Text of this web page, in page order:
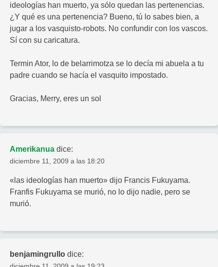
ideologías han muerto, ya sólo quedan las pertenencias.
¿Y qué es una pertenencia? Bueno, tú lo sabes bien, a
jugar a los vasquisto-robots. No confundir con los vascos.
Sí con su caricatura.
Termin Ator, lo de belarrimotza se lo decía mi abuela a tu
padre cuando se hacía el vasquito impostado.
Gracias, Merry, eres un sol
Amerikanua dice:
diciembre 11, 2009 a las 18:20
«las ideologías han muerto» dijo Francis Fukuyama.
Franfis Fukuyama se murió, no lo dijo nadie, pero se
murió.
benjamingrullo dice: